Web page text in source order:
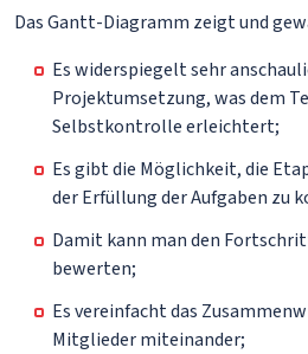
Das Gantt-Diagramm zeigt und
Es widerspiegelt sehr
Projektumsetzung, was dem
Selbstkontrolle erleichtert;
Es gibt die Möglichkeit, die
der Erfüllung der Aufgaben zu
Damit kann man den
bewerten;
Es vereinfacht das
Mitglieder miteinander;